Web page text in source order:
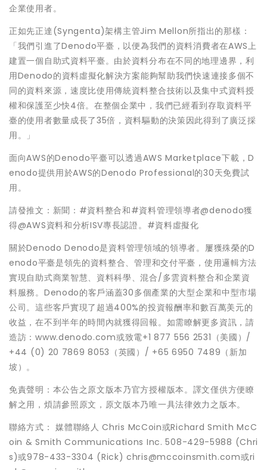
企業使用者。
正如先正達(Syngenta)架構主管Jim Mellon所指出的那樣：
「我們引進了Denodo平臺，以便為我們的資料消費者在AWS上
建置一個自助式資料平臺。由於資料分布在不同的地理邊界，利
用Denodo的資料虛擬化解決方案能夠幫助我們快速連接多個不
同的資料來源，速度比使用傳統資料整合技術以及集中式資料授
權和保護至少快4倍。在整個企業中，我們已經看到存取資料平
臺的使用者數量成長了35倍，資料驅動的決策因此得到了廣泛採
用。」
面向AWS的Denodo平臺可以透過AWS Marketplace下載，D
enodo提供用於AWS的Denodo Professional的30天免費試
用。
請發推文：新聞：#資料整合和#資料管理領導者@denodo獲
得@AWS資料和分析ISV專長認證。#資料虛擬化
關於Denodo Denodo是資料管理領域的領導者。屢獲殊榮的D
enodo平臺是領先的資料整合、管理和交付平臺，使用邏輯方法
實現自助式商業智慧、資料科學、混合/多雲資料整合和企業資
料服務。Denodo的客戶涵蓋30多個產業的大型企業和中型市場
公司。這些客戶實現了超過400%的投資報酬率和數百萬美元的
收益，在不到半年的時間內就獲得回報。如需瞭解更多資訊，請
造訪：www.denodo.com或致電+1 877 556 2531（美國）/
+44 (0) 20 7869 8053（英國）/ +65 6950 7489（新加
坡）。
免責聲明：本公告之原文版本乃官方授權版本。譯文僅供方便瞭
解之用，煩請參照原文，原文版本乃唯一具法律效力之版本。
聯絡方式： 媒體聯絡人 Chris McCoin或Richard Smith McC
oin & Smith Communications Inc. 508-429-5988 (Chri
s)或978-433-3304 (Rick) chris@mccoinsmith.com或ri